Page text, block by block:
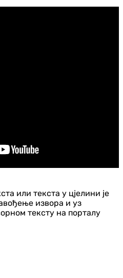
или текста у цјелини је
извора и уз
тексту на порталу